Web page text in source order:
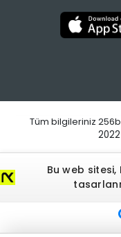
Tüm bilgileriniz
2022
Bu web sitesi,